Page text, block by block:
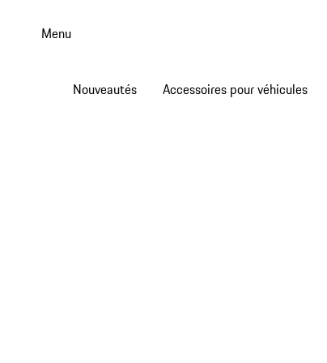
Menu
Nouveautés Accessoires pour véhicules